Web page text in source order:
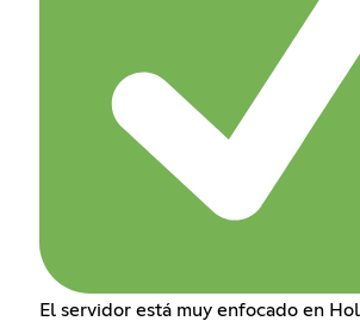
El servidor está muy enfocado en